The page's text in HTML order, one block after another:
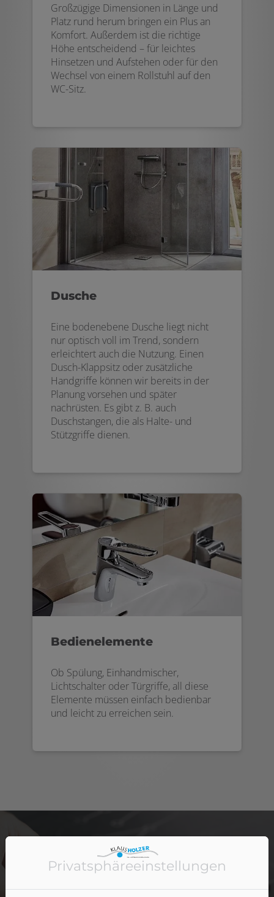
Großzügige Dimensionen in Länge und
Platz rund herum bringen ein Plus an
Komfort. Außerdem ist die richtige
Höhe entscheidend – für leichtes
Hinsetzen und Aufstehen oder für den
Wechsel von einem Rollstuhl auf den
WC-Sitz.
Dusche
Eine bodenebene Dusche liegt nicht
nur optisch voll im Trend, sondern
erleichtert auch die Nutzung. Einen
Dusch-Klappsitz oder zusätzliche
Handgriffe können wir bereits in der
Planung vorsehen und später
nachrüsten. Es gibt z. B. auch
Duschstangen, die als Halte- und
Stützgriffe dienen.
Bedienelemente
Ob Spülung, Einhandmischer,
Lichtschalter oder Türgriffe, all diese
Elemente müssen einfach bedienbar
und leicht zu erreichen sein.
Lassen Sie sich von unserem kompetenten Team
zu Ihren Bedürfnissen passt – und bei Bedarf einfach
Privatsphäre­einstellungen